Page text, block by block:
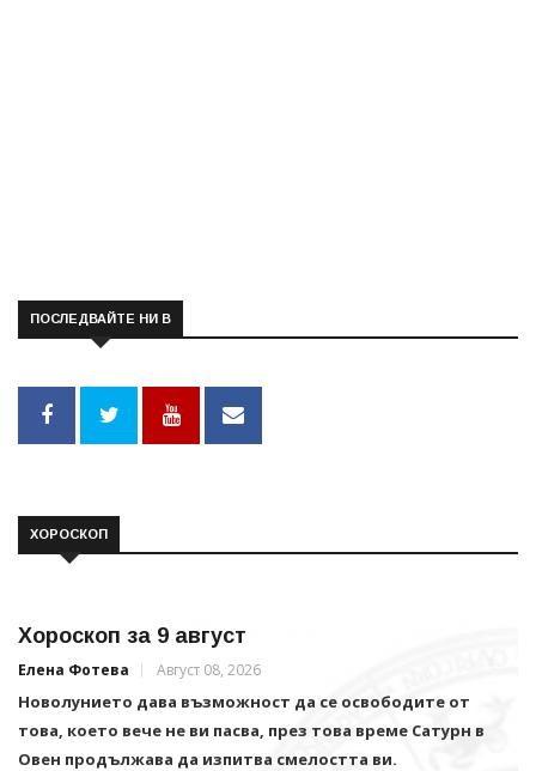
ПОСЛЕДВАЙТЕ НИ В
ХОРОСКОП
Хороскоп за 9 август
Елена Фотева Август 08, 2026
Новолунието дава възможност да се освободите от
това, което вече не ви пасва, през това време Сатурн в
Овен продължава да изпитва смелостта ви.